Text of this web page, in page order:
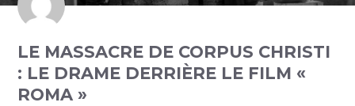
LE MASSACRE DE CORPUS CHRISTI
: LE DRAME DERRIÈRE LE FILM «
ROMA »